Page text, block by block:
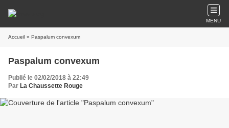
MENU
Accueil » Paspalum convexum
Paspalum convexum
Publié le 02/02/2018 à 22:49
Par La Chaussette Rouge